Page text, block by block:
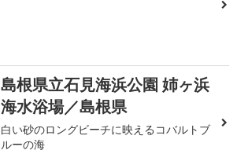
島根県立石見海浜公園 姉ヶ浜
海水浴場／島根県
白い砂のロングビーチに映えるコバルトブ
ルーの海